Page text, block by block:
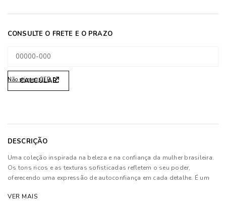
Não sei meu CEP
DESCRIÇÃO
Uma coleção inspirada na beleza e na confiança da mulher brasileira.
Os tons ricos e as texturas sofisticadas refletem o seu poder,
oferecendo uma expressão de autoconfiança em cada detalhe. É um
VER MAIS